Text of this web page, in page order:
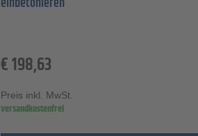
€198,63
Preis inkl. MwSt.
versandkostenfrei